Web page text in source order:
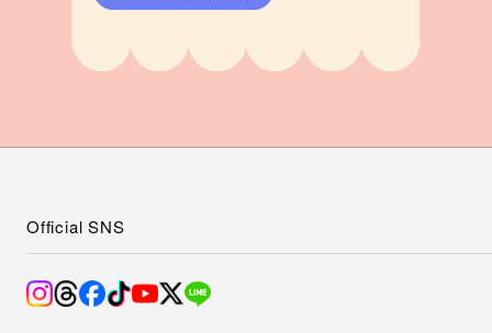
Official SNS